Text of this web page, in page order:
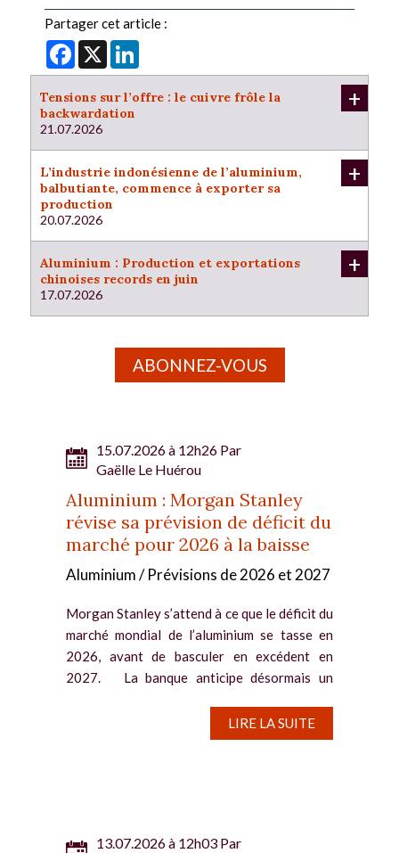
Partager cet article :
Facebook
X
Tensions sur l’offre : le cuivre frôle la
backwardation
21.07.2026
+
L’industrie indonésienne de l’aluminium,
balbutiante, commence à exporter sa
production
20.07.2026
+
Aluminium : Production et exportations
chinoises records en juin
17.07.2026
+
ABONNEZ-VOUS
15.07.2026 à 12h26 Par
Gaëlle Le Huérou
Aluminium : Morgan Stanley
révise sa prévision de déficit du
marché pour 2026 à la baisse
Aluminium / Prévisions de 2026 et 2027
Morgan Stanley s’attend à ce que le déficit du
marché mondial de l’aluminium se tasse en
2026, avant de basculer en excédent en
2027. La banque anticipe désormais un
LIRE LA SUITE
13.07.2026 à 12h03 Par